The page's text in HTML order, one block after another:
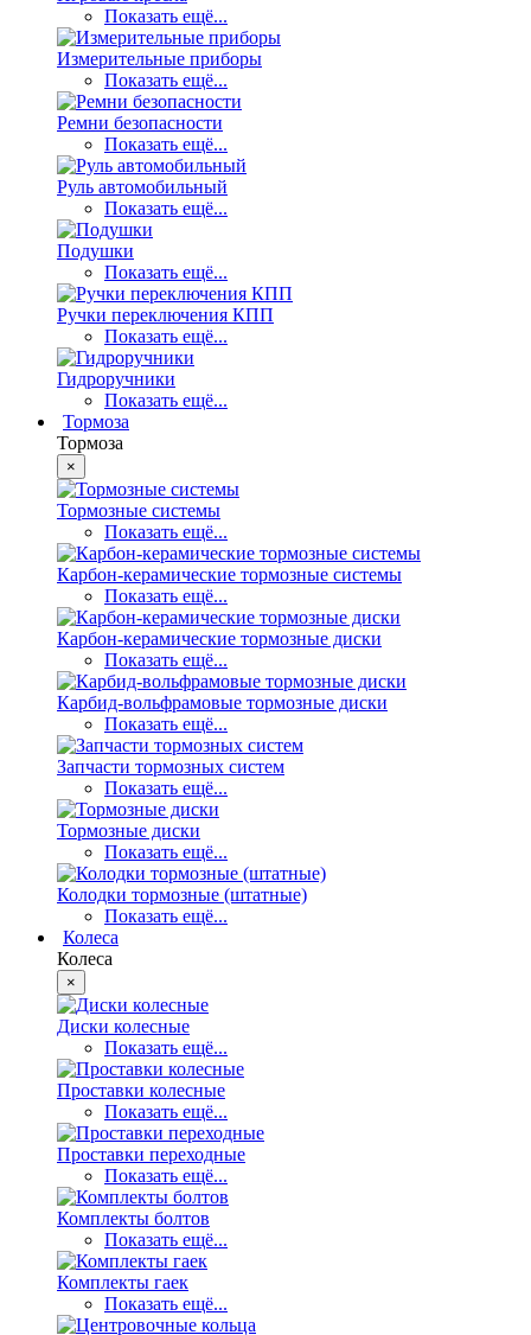
Показать ещё...
Измерительные приборы
Показать ещё...
Ремни безопасности
Показать ещё...
Руль автомобильный
Показать ещё...
Подушки
Показать ещё...
Ручки переключения КПП
Показать ещё...
Гидроручники
Показать ещё...
Тормоза
Тормоза
×
Тормозные системы
Показать ещё...
Карбон-керамические тормозные системы
Показать ещё...
Карбон-керамические тормозные диски
Показать ещё...
Карбид-вольфрамовые тормозные диски
Показать ещё...
Запчасти тормозных систем
Показать ещё...
Тормозные диски
Показать ещё...
Колодки тормозные (штатные)
Показать ещё...
Колеса
Колеса
×
Диски колесные
Показать ещё...
Проставки колесные
Показать ещё...
Проставки переходные
Показать ещё...
Комплекты болтов
Показать ещё...
Комплекты гаек
Показать ещё...